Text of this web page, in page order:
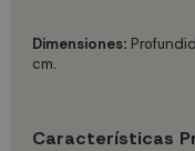
Dimensiones:
cm.
Características